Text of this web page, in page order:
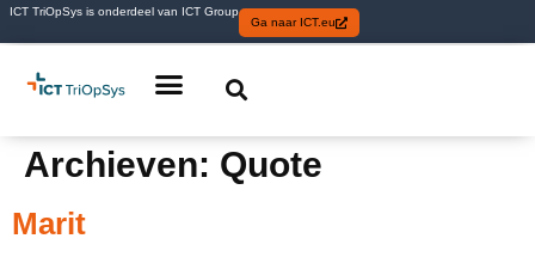
ICT TriOpSys is onderdeel van ICT Group
Ga naar ICT.eu
Archieven: Quote
Marit